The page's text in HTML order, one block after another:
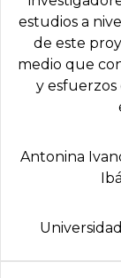
estudios a
de este
medio que
y esfuerzos
Antonina